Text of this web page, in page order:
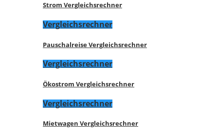
Strom Vergleichsrechner
Vergleichsrechner
Pauschalreise Vergleichsrechner
Vergleichsrechner
Ökostrom Vergleichsrechner
Vergleichsrechner
Mietwagen Vergleichsrechner